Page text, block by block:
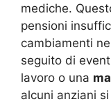
mediche.
pensioni
cambiamenti
seguito di
lavoro o una
alcuni anziani